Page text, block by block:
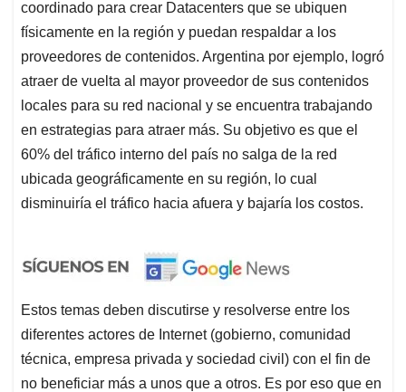
coordinado para crear Datacenters que se ubiquen
físicamente en la región y puedan respaldar a los
proveedores de contenidos. Argentina por ejemplo, logró
atraer de vuelta al mayor proveedor de sus contenidos
locales para su red nacional y se encuentra trabajando
en estrategias para atraer más. Su objetivo es que el
60% del tráfico interno del país no salga de la red
ubicada geográficamente en su región, lo cual
disminuiría el tráfico hacia afuera y bajaría los costos.
Estos temas deben discutirse y resolverse entre los
diferentes actores de Internet (gobierno, comunidad
técnica, empresa privada y sociedad civil) con el fin de
no beneficiar más a unos que a otros. Es por eso que en